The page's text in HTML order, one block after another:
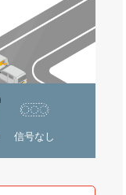
信号なし